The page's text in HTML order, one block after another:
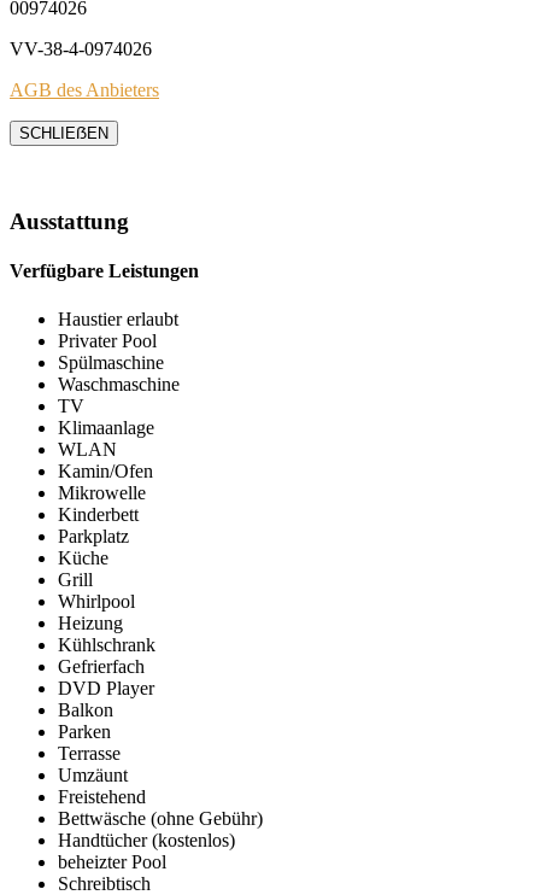
00974026
VV-38-4-0974026
AGB des Anbieters
SCHLIEẞEN
Ausstattung
Verfügbare Leistungen
Haustier erlaubt
Privater Pool
Spülmaschine
Waschmaschine
TV
Klimaanlage
WLAN
Kamin/Ofen
Mikrowelle
Kinderbett
Parkplatz
Küche
Grill
Whirlpool
Heizung
Kühlschrank
Gefrierfach
DVD Player
Balkon
Parken
Terrasse
Umzäunt
Freistehend
Bettwäsche (ohne Gebühr)
Handtücher (kostenlos)
beheizter Pool
Schreibtisch